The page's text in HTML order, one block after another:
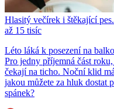
Hlasitý večírek i štěkající
až 15 tisíc
Léto láká k posezení na
Pro jedny příjemná část
čekají na ticho. Noční klid
jakou můžete za hluk dostat
spánek?